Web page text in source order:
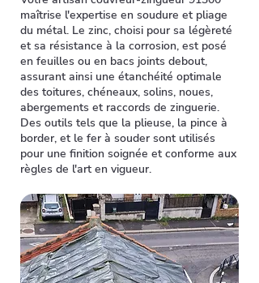
maîtrise l'expertise en soudure et pliage
du métal. Le zinc, choisi pour sa légèreté
et sa résistance à la corrosion, est posé
en feuilles ou en bacs joints debout,
assurant ainsi une étanchéité optimale
des toitures, chéneaux, solins, noues,
abergements et raccords de zinguerie.
Des outils tels que la plieuse, la pince à
border, et le fer à souder sont utilisés
pour une finition soignée et conforme aux
règles de l'art en vigueur.